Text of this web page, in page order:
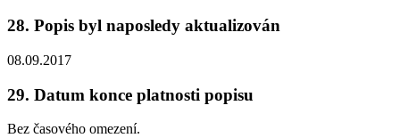
28. Popis byl naposledy aktualizován
08.09.2017
29. Datum konce platnosti popisu
Bez časového omezení.